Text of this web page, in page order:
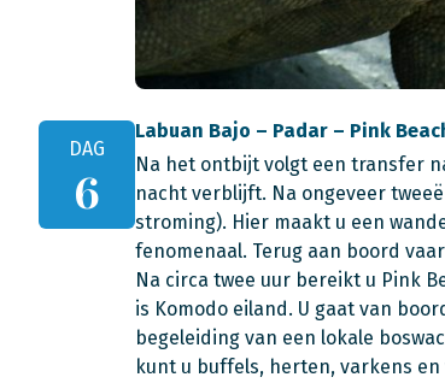
DAG
6
Labuan Bajo – Padar – Pink
Na het ontbijt volgt een transfer
nacht verblijft. Na ongeveer
stroming). Hier maakt u een
fenomenaal. Terug aan boord
Na circa twee uur bereikt u Pink
is Komodo eiland. U gaat van
begeleiding van een lokale
kunt u buffels, herten, varkens